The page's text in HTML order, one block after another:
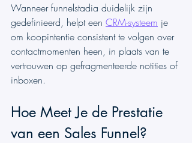
Wanneer funnelstadia duidelijk zijn
gedefinieerd, helpt een CRM-systeem je
om koopintentie consistent te volgen over
contactmomenten heen, in plaats van te
vertrouwen op gefragmenteerde notities of
inboxen.
Hoe Meet Je de Prestatie
van een Sales Funnel?